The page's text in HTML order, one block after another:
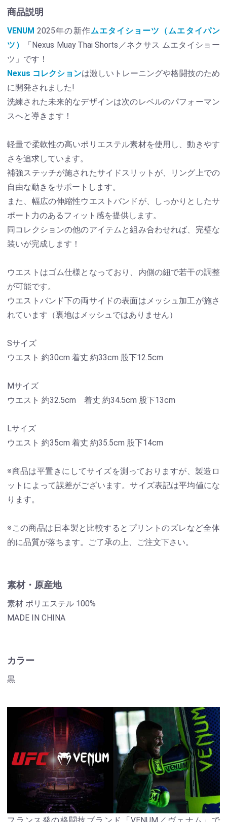
商品説明
VENUM 2025年の新作ムエタイショーツ（ムエタイパン
ツ）
「Nexus Muay Thai Shorts／ネクサス ムエタイショー
ツ」です！
Nexus コレクションは激しいトレーニングや格闘技のため
に開発されました!
洗練された未来的なデザインは次のレベルのパフォーマン
スへと導きます！
軽量で柔軟性の高いポリエステル素材を使用し、動きやす
さを追求しています。
補強ステッチが施されたサイドスリットが、リング上での
自由な動きをサポートします。
また、幅広の伸縮性ウエストバンドが、しっかりとしたサ
ポート力のあるフィット感を提供します。
同コレクションの他のアイテムと組み合わせれば、完璧な
装いが完成します！
ウエストはゴム仕様となっており、内側の紐で若干の調整
が可能です。
ウエストバンド下の両サイドの表面はメッシュ加工が施さ
れています（裏地はメッシュではありません）
Sサイズ
ウエスト 約30cm 着丈 約33cm 股下12.5cm
Mサイズ
ウエスト 約32.5cm 着丈 約34.5cm 股下13cm
Lサイズ
ウエスト 約35cm 着丈 約35.5cm 股下14cm
※商品は平置きにしてサイズを測っておりますが、製造ロ
ットによって誤差がございます。サイズ表記は平均値にな
ります。
※この商品は日本製と比較するとプリントのズレなど全体
的に品質が落ちます。ご了承の上、ご注文下さい。
素材・原産地
素材 ポリエステル 100%
MADE IN CHINA
カラー
黒
フランス発の格闘技ブランド「VENUM／ヴェナム」で